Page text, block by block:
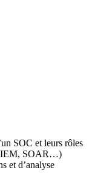
SOC et leurs rôles
SOAR…)
et d’analyse